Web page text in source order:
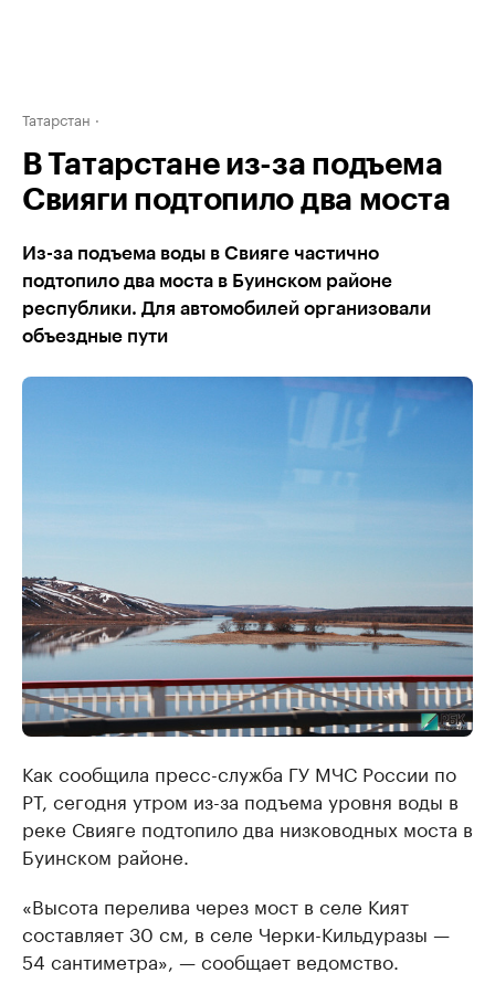
Татарстан
В Татарстане из-за подъема
Свияги подтопило два моста
Из-за подъема воды в Свияге частично
подтопило два моста в Буинском районе
республики. Для автомобилей организовали
объездные пути
Как сообщила пресс-служба ГУ МЧС России по
РТ, сегодня утром из-за подъема уровня воды в
реке Свияге подтопило два низководных моста в
Буинском районе.
«Высота перелива через мост в селе Кият
составляет 30 см, в селе Черки-Кильдуразы —
54 сантиметра», — сообщает ведомство.